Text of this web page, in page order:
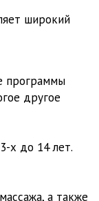
широкий
программы
другое
х до 14 лет.
а также